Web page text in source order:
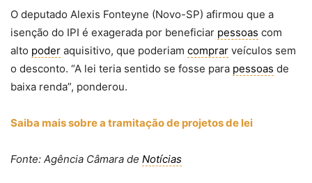
O deputado Alexis Fonteyne (Novo-SP) afirmou que a
isenção do IPI é exagerada por beneficiar pessoas com
alto poder aquisitivo, que poderiam comprar veículos sem
o desconto. “A lei teria sentido se fosse para pessoas de
baixa renda”, ponderou.
Saiba mais sobre a tramitação de projetos de lei
Fonte: Agência Câmara de Notícias